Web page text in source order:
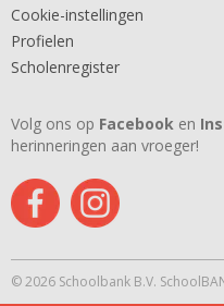
Cookie-instellingen
Profielen
Scholenregister
Volg ons op Facebook en
herinneringen aan vroeger!
© 2026 Schoolbank B.V.